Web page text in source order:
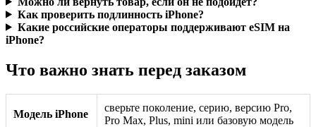
Как проверить подлинность iPhone?
Какие российские операторы поддерживают eSIM на
iPhone?
Что важно знать перед заказом
Модель iPhone
сверьте поколение, серию, версию Pro,
Pro Max, Plus, mini или базовую модель